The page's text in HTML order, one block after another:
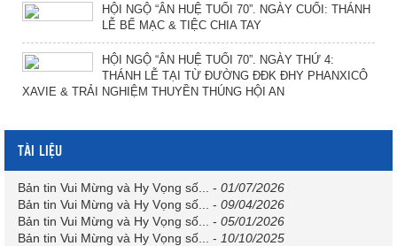
HỘI NGỘ “ÂN HUỆ TUỔI 70”. NGÀY CUỐI: THÁNH
LỄ BẾ MẠC & TIỆC CHIA TAY
HỘI NGỘ “ÂN HUỆ TUỔI 70”. NGÀY THỨ 4:
THÁNH LỄ TẠI TỪ ĐƯỜNG ĐĐK ĐHY PHANXICÔ
XAVIE & TRẢI NGHIỆM THUYỀN THÚNG HỘI AN
TÀI LIỆU
Bản tin Vui Mừng và Hy Vọng số... - 01/07/2026
Bản tin Vui Mừng và Hy Vọng số...
- 09/04/2026
Bản tin Vui Mừng và Hy Vọng số...
- 05/01/2026
Bản tin Vui Mừng và Hy Vọng số...
- 10/10/2025